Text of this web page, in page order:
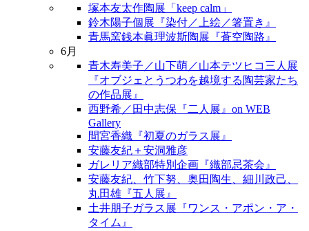
塚本友太作陶展「keep calm」
鈴木陽子個展『染付／上絵／箸置き』
青馬窯銭本眞理波斯陶展『蒼空陶路』
6月
青木寿美子／山下萌／山本テツヒコ三人展
『オブジェとうつわを越境する陶芸家たち
の作品展』
西野希／田中志保『二人展』on WEB
Gallery
間宮香織『初夏のガラス展』
安藤友紀＋安洞雅彦
ガレリア織部特別企画『織部忌茶会』
安藤友紀、竹下努、奥田陶生、細川政己、
丸田雄『五人展』
土井朋子ガラス展『ワンス・アポン・ア・
タイム』